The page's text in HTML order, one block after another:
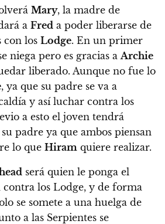
Mary, la madre de
a Fred a poder liberarse de
con los Lodge. En un primer
niega pero es gracias a Archie
liberado. Aunque no fue lo
, ya que su padre se va a
y así luchar contra los
a esto el joven tendrá
padre ya que ambos piensan
lo que Hiram quiere realizar.
será quien le ponga el
los Lodge, y de forma
se somete a una huelga de
a las Serpientes se